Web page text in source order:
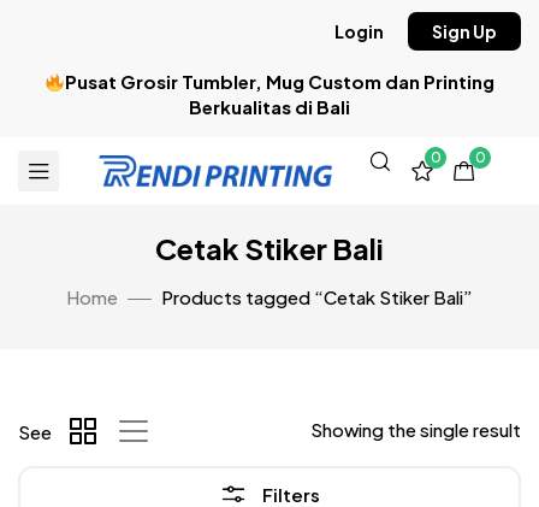
Pusat Grosir Tumbler, Mug Custom dan Printing
Berkualitas di Bali
Login Sign Up
0 0
Cetak Stiker Bali
Home Products tagged “Cetak Stiker Bali”
Filters
Showing the single result
See